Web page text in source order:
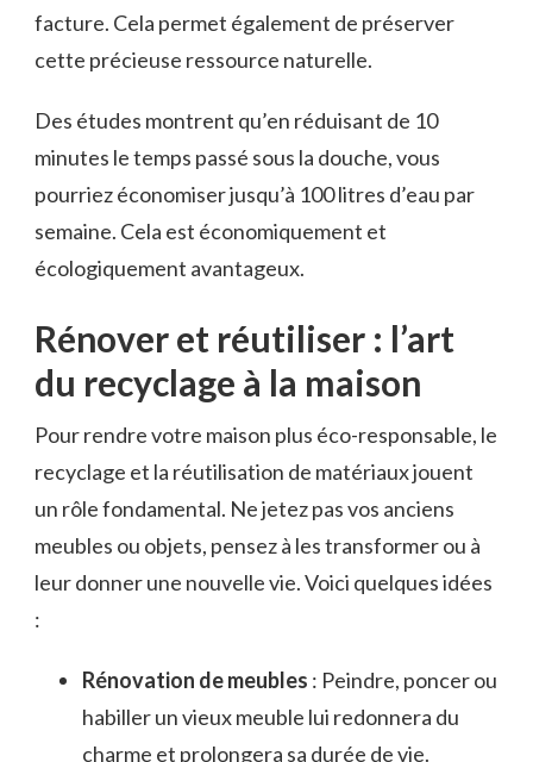
facture. Cela permet également de préserver
cette précieuse ressource naturelle.
Des études montrent qu’en réduisant de 10
minutes le temps passé sous la douche, vous
pourriez économiser jusqu’à 100 litres d’eau par
semaine. Cela est économiquement et
écologiquement avantageux.
Rénover et réutiliser : l’art
du recyclage à la maison
Pour rendre votre maison plus éco-responsable, le
recyclage et la réutilisation de matériaux jouent
un rôle fondamental. Ne jetez pas vos anciens
meubles ou objets, pensez à les transformer ou à
leur donner une nouvelle vie. Voici quelques idées
:
Rénovation de meubles : Peindre, poncer ou
habiller un vieux meuble lui redonnera du
charme et prolongera sa durée de vie.